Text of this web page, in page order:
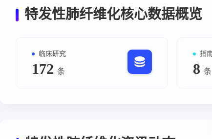
特发性肺纤维化核心数据概览
临床研究
172 条
指
8 条